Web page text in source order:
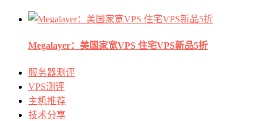
Megalayer：美国家宽VPS 住宅VPS新品5折
服务器测评
VPS测评
主机推荐
技术分享